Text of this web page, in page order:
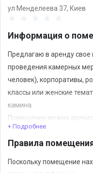
ул Менделеева 37, Киев
Информация о
Предлагаю в аренду свое
проведения камерных
человек), корпоративы,
классы или женские
камина.
Помещение можно
индивидуальных
ассистента-организатора.
+ Подробнее
Правила
Поскольку помещение